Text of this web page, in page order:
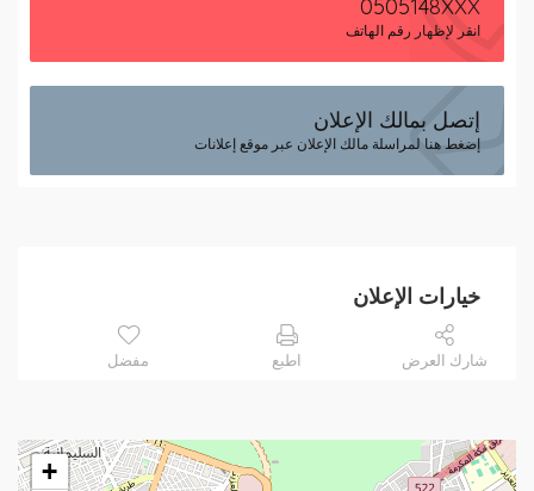
0505148XXX
انقر لإظهار رقم الهاتف
إتصل بمالك الإعلان
إضغط هنا لمراسلة مالك الإعلان عبر موقع إعلانات
خيارات الإعلان
شارك العرض اطبع مفضل
+